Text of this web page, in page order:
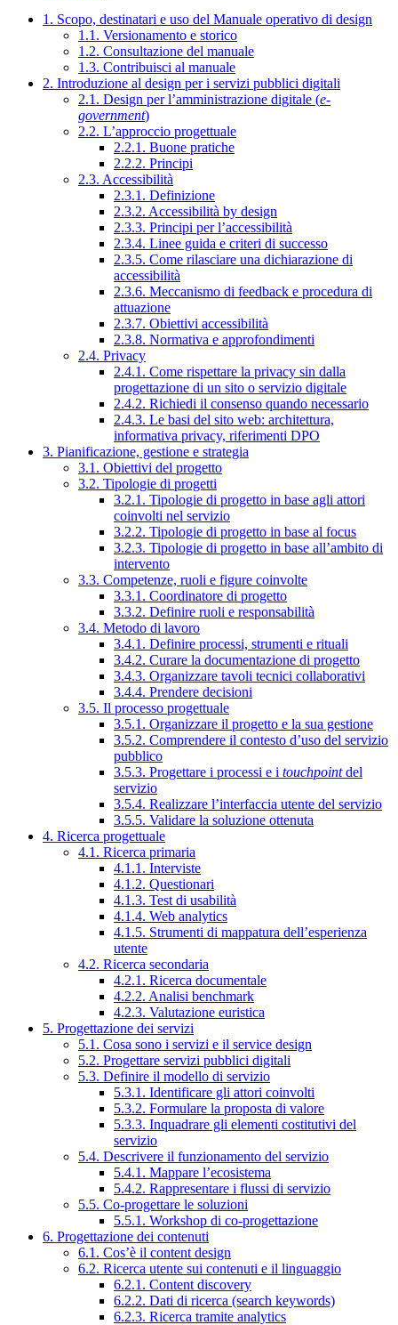
1. Scopo, destinatari e uso del Manuale operativo di design
1.1. Versionamento e storico
1.2. Consultazione del manuale
1.3. Contribuisci al manuale
2. Introduzione al design per i servizi pubblici digitali
2.1. Design per l’amministrazione digitale (e-
government)
2.2. L’approccio progettuale
2.2.1. Buone pratiche
2.2.2. Principi
2.3. Accessibilità
2.3.1. Definizione
2.3.2. Accessibilità by design
2.3.3. Principi per l’accessibilità
2.3.4. Linee guida e criteri di successo
2.3.5. Come rilasciare una dichiarazione di
accessibilità
2.3.6. Meccanismo di feedback e procedura di
attuazione
2.3.7. Obiettivi accessibilità
2.3.8. Normativa e approfondimenti
2.4. Privacy
2.4.1. Come rispettare la privacy sin dalla
progettazione di un sito o servizio digitale
2.4.2. Richiedi il consenso quando necessario
2.4.3. Le basi del sito web: architettura,
informativa privacy, riferimenti DPO
3. Pianificazione, gestione e strategia
3.1. Obiettivi del progetto
3.2. Tipologie di progetti
3.2.1. Tipologie di progetto in base agli attori
coinvolti nel servizio
3.2.2. Tipologie di progetto in base al focus
3.2.3. Tipologie di progetto in base all’ambito di
intervento
3.3. Competenze, ruoli e figure coinvolte
3.3.1. Coordinatore di progetto
3.3.2. Definire ruoli e responsabilità
3.4. Metodo di lavoro
3.4.1. Definire processi, strumenti e rituali
3.4.2. Curare la documentazione di progetto
3.4.3. Organizzare tavoli tecnici collaborativi
3.4.4. Prendere decisioni
3.5. Il processo progettuale
3.5.1. Organizzare il progetto e la sua gestione
3.5.2. Comprendere il contesto d’uso del servizio
pubblico
3.5.3. Progettare i processi e i touchpointdel
servizio
3.5.4. Realizzare l’interfaccia utente del servizio
3.5.5. Validare la soluzione ottenuta
4. Ricerca progettuale
4.1. Ricerca primaria
4.1.1. Interviste
4.1.2. Questionari
4.1.3. Test di usabilità
4.1.4. Web analytics
4.1.5. Strumenti di mappatura dell’esperienza
utente
4.2. Ricerca secondaria
4.2.1. Ricerca documentale
4.2.2. Analisi benchmark
4.2.3. Valutazione euristica
5. Progettazione dei servizi
5.1. Cosa sono i servizi e il service design
5.2. Progettare servizi pubblici digitali
5.3. Definire il modello di servizio
5.3.1. Identificare gli attori coinvolti
5.3.2. Formulare la proposta di valore
5.3.3. Inquadrare gli elementi costitutivi del
servizio
5.4. Descrivere il funzionamento del servizio
5.4.1. Mappare l’ecosistema
5.4.2. Rappresentare i flussi di servizio
5.5. Co-progettare le soluzioni
5.5.1. Workshop di co-progettazione
6. Progettazione dei contenuti
6.1. Cos’è il content design
6.2. Ricerca utente sui contenuti e il linguaggio
6.2.1. Content discovery
6.2.2. Dati di ricerca (search keywords)
6.2.3. Ricerca tramite analytics